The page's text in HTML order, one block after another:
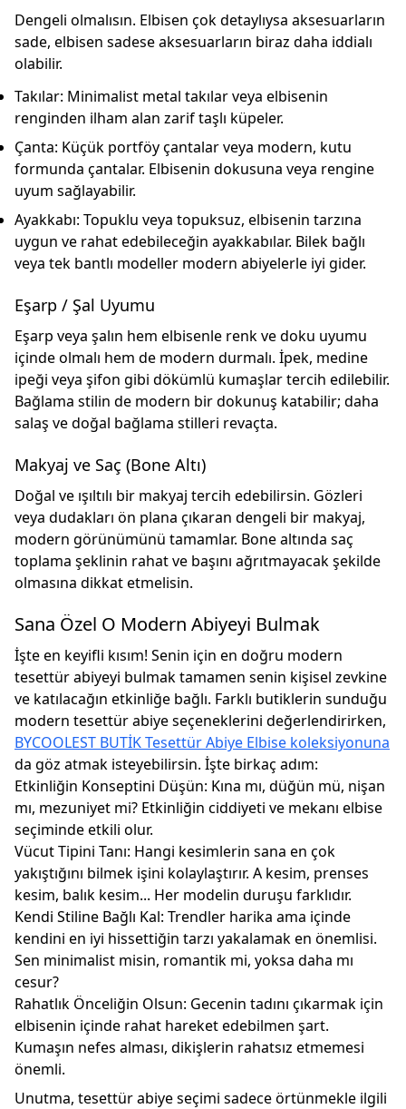
Dengeli olmalısın. Elbisen çok detaylıysa aksesuarların
sade, elbisen sadese aksesuarların biraz daha iddialı
olabilir.
Takılar: Minimalist metal takılar veya elbisenin
renginden ilham alan zarif taşlı küpeler.
Çanta: Küçük portföy çantalar veya modern, kutu
formunda çantalar. Elbisenin dokusuna veya rengine
uyum sağlayabilir.
Ayakkabı: Topuklu veya topuksuz, elbisenin tarzına
uygun ve rahat edebileceğin ayakkabılar. Bilek bağlı
veya tek bantlı modeller modern abiyelerle iyi gider.
Eşarp / Şal Uyumu
Eşarp veya şalın hem elbisenle renk ve doku uyumu
içinde olmalı hem de modern durmalı. İpek, medine
ipeği veya şifon gibi dökümlü kumaşlar tercih edilebilir.
Bağlama stilin de modern bir dokunuş katabilir; daha
salaş ve doğal bağlama stilleri revaçta.
Makyaj ve Saç (Bone Altı)
Doğal ve ışıltılı bir makyaj tercih edebilirsin. Gözleri
veya dudakları ön plana çıkaran dengeli bir makyaj,
modern görünümünü tamamlar. Bone altında saç
toplama şeklinin rahat ve başını ağrıtmayacak şekilde
olmasına dikkat etmelisin.
Sana Özel O Modern Abiyeyi Bulmak
İşte en keyifli kısım! Senin için en doğru modern
tesettür abiyeyi bulmak tamamen senin kişisel zevkine
ve katılacağın etkinliğe bağlı. Farklı butiklerin sunduğu
modern tesettür abiye seçeneklerini değerlendirirken,
BYCOOLEST BUTİK Tesettür Abiye Elbise koleksiyonuna
da göz atmak isteyebilirsin. İşte birkaç adım:
Etkinliğin Konseptini Düşün: Kına mı, düğün mü, nişan
mı, mezuniyet mi? Etkinliğin ciddiyeti ve mekanı elbise
seçiminde etkili olur.
Vücut Tipini Tanı: Hangi kesimlerin sana en çok
yakıştığını bilmek işini kolaylaştırır. A kesim, prenses
kesim, balık kesim... Her modelin duruşu farklıdır.
Kendi Stiline Bağlı Kal: Trendler harika ama içinde
kendini en iyi hissettiğin tarzı yakalamak en önemlisi.
Sen minimalist misin, romantik mi, yoksa daha mı
cesur?
Rahatlık Önceliğin Olsun: Gecenin tadını çıkarmak için
elbisenin içinde rahat hareket edebilmen şart.
Kumaşın nefes alması, dikişlerin rahatsız etmemesi
önemli.
Unutma, tesettür abiyeseçimi sadece örtünmekle ilgili